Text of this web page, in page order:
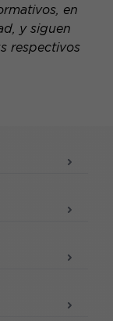
en
y siguen
respectivos